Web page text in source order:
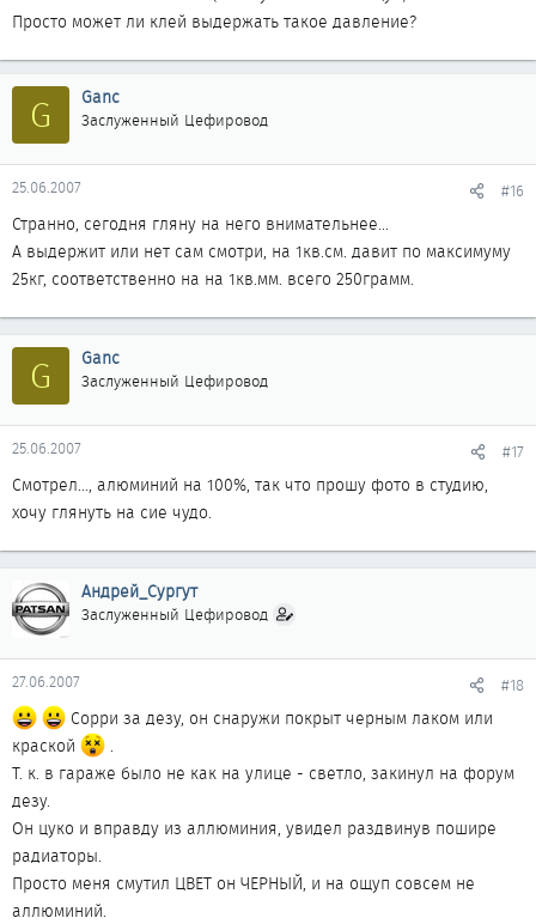
Просто может ли клей выдержать такое давление?
G Ganc
Заслуженный Цефировод
25.06.2007 #16
Странно, сегодня гляну на него внимательнее...
А выдержит или нет сам смотри, на 1кв.см. давит по максимуму
25кг, соответственно на на 1кв.мм. всего 250грамм.
G Ganc
Заслуженный Цефировод
25.06.2007 #17
Смотрел..., алюминий на 100%, так что прошу фото в студию,
хочу глянуть на сие чудо.
Андрей_Сургут
Заслуженный Цефировод
27.06.2007 #18
Сорри за дезу, он снаружи покрыт черным лаком или
краской
.
Т. к. в гараже было не как на улице - светло, закинул на форум
дезу.
Он цуко и вправду из аллюминия, увидел раздвинув пошире
радиаторы.
Просто меня смутил ЦВЕТ он ЧЕРНЫЙ, и на ощуп совсем не
аллюминий.